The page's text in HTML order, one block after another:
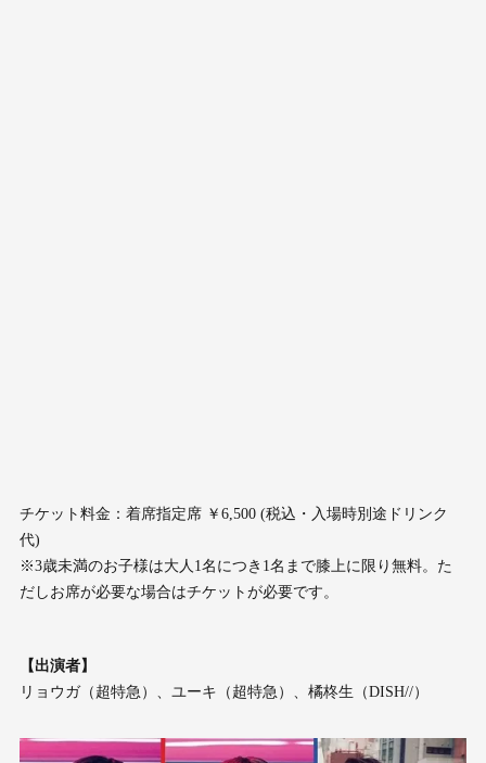
チケット料金：着席指定席 ￥6,500 (税込・入場時別途ドリンク
代)
※3歳未満のお子様は大人1名につき1名まで膝上に限り無料。た
だしお席が必要な場合はチケットが必要です。
【出演者】
リョウガ（超特急）、ユーキ（超特急）、橘柊生（DISH//）